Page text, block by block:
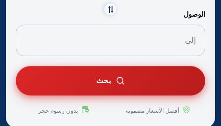
الوصول
بحث
أفضل الأسعار مضمونة بدون رسوم حجز